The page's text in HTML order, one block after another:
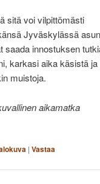
sitä voi vilpittömästi
Jyväskylässä
saada innostuksen
karkasi aika käsistä
muistoja.
aikamatka
| Vastaa